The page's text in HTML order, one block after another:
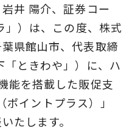
井 陽介、証券コー
」）は、この度、株式
県館山市、代表取締
ときわや」）に、ハ
能を搭載した販促支
イントプラス）」
たします。